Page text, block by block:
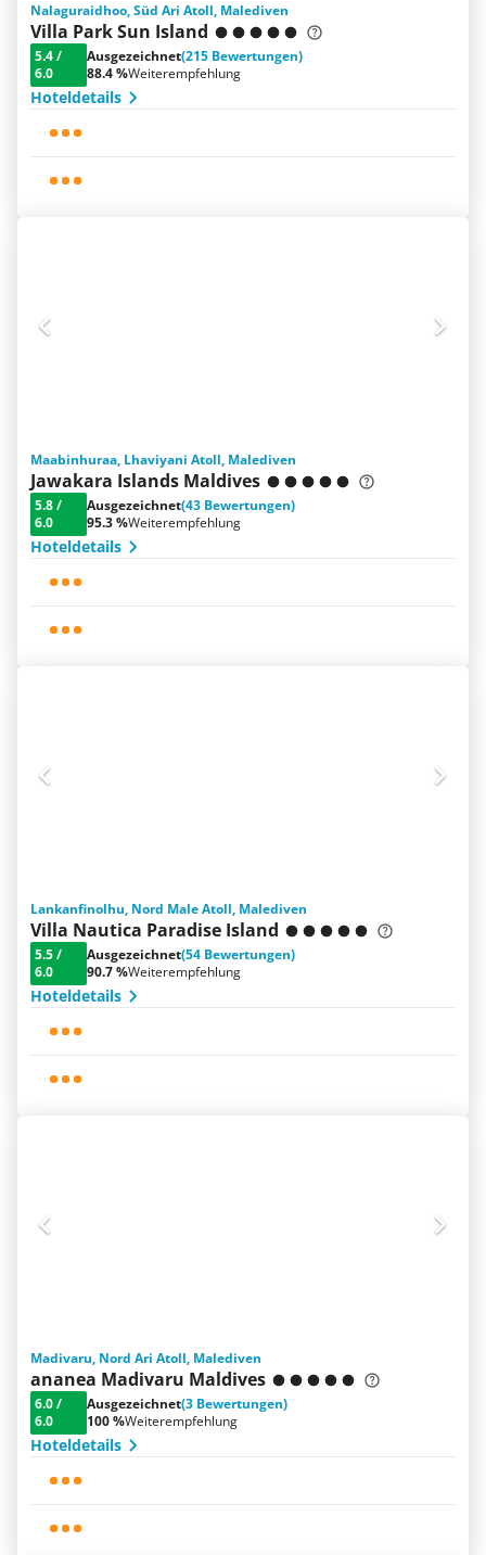
Nalaguraidhoo, Süd Ari Atoll, Malediven
Villa Park Sun Island
5.4/
6.0
Ausgezeichnet(215 Bewertungen)
88.4 %Weiterempfehlung
Hoteldetails
Maabinhuraa, Lhaviyani Atoll, Malediven
Jawakara Islands Maldives
5.8/
6.0
Ausgezeichnet(43 Bewertungen)
95.3 %Weiterempfehlung
Hoteldetails
Lankanfinolhu, Nord Male Atoll, Malediven
Villa Nautica Paradise Island
5.5/
6.0
Ausgezeichnet(54 Bewertungen)
90.7 %Weiterempfehlung
Hoteldetails
Madivaru, Nord Ari Atoll, Malediven
ananea Madivaru Maldives
6.0/
6.0
Ausgezeichnet(3 Bewertungen)
100 %Weiterempfehlung
Hoteldetails